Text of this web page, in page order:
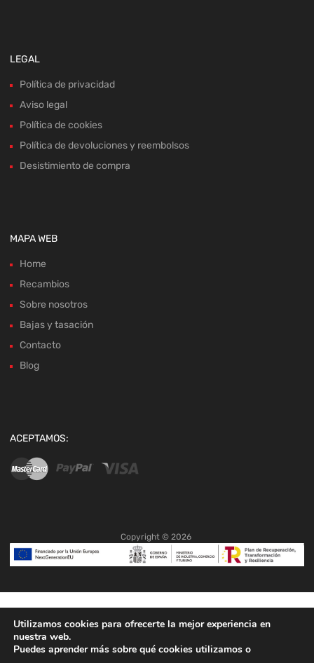
LEGAL
Política de privacidad
Aviso legal
Política de cookies
Política de devoluciones y reembolsos
Desistimiento de compra
MAPA WEB
Home
Recambios
Sobre nosotros
Bajas y tasación
Contacto
Blog
ACEPTAMOS:
Copyright © 2026
Utilizamos cookies para ofrecerte la mejor experiencia en
nuestra web.
Puedes aprender más sobre qué cookies utilizamos o